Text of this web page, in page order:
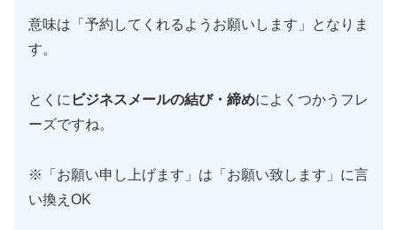
意味は「予約してくれるようお願いします」となりま
す。
とくに ビジネスメールの結び・締めによくつかうフレ
ーズですね。
※「お願い申し上げます」は「お願い致します」に言
い換えOK